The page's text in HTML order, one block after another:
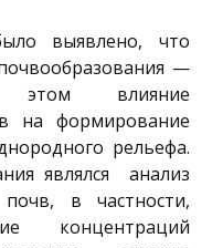
выявлено, что
—
этом влияние
на формирование
рельефа.
являлся анализ
почв, в частности,
концентраций